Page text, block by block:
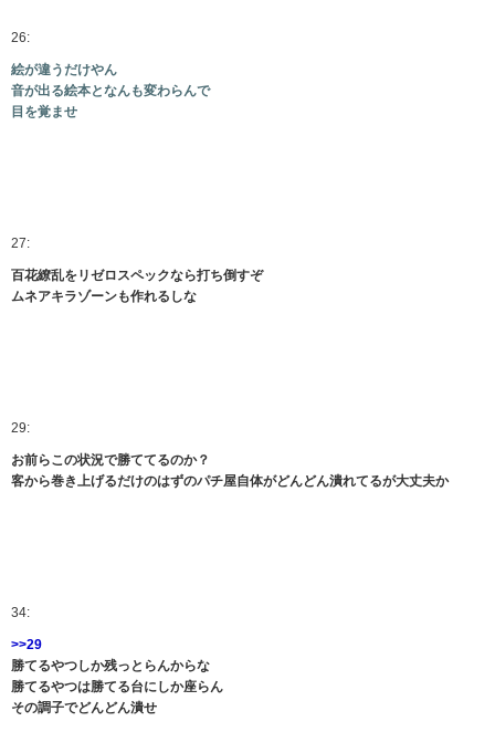
26:
絵が違うだけやん
音が出る絵本となんも変わらんで
目を覚ませ
27:
百花繚乱をリゼロスペックなら打ち倒すぞ
ムネアキラゾーンも作れるしな
29:
お前らこの状況で勝ててるのか？
客から巻き上げるだけのはずのパチ屋自体がどんどん潰れてるが大丈夫か
34:
>>29
勝てるやつしか残っとらんからな
勝てるやつは勝てる台にしか座らん
その調子でどんどん潰せ